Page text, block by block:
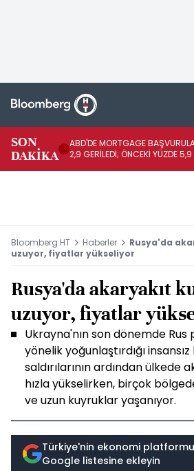
SON
DAKİKA
ABD'DE MORTGAGE
2,9 GERİLEDİ; ÖNCEKİ YÜZDE
Bloomberg HT Haberler
Rusya'da
uzuyor, fiyatlar yükseliyor
Rusya'da akaryakıt
uzuyor, fiyatlar
Ukrayna'nın son dönemde
yönelik yoğunlaştırdığı
saldırılarının ardından ülkede
hızla yükselirken, birçok
ve uzun kuyruklar yaşanıyor.
Türkiye'nin ekonomi
Google listesine ekleyin